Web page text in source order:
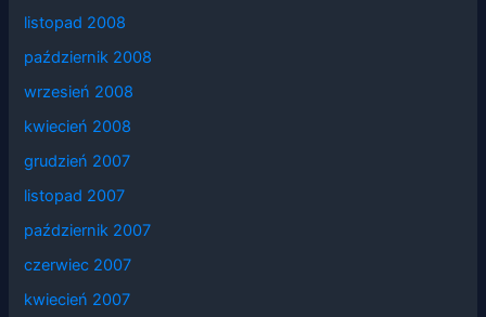
listopad 2008
październik 2008
wrzesień 2008
kwiecień 2008
grudzień 2007
listopad 2007
październik 2007
czerwiec 2007
kwiecień 2007